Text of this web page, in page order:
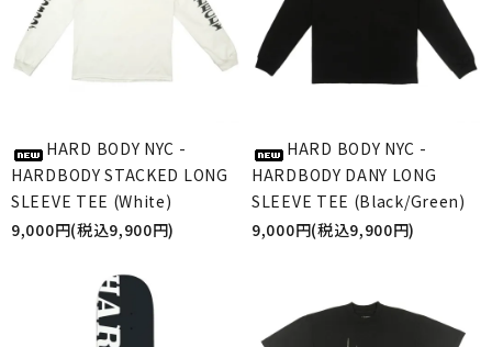
HARD BODY NYC -
HARDBODY STACKED LONG
SLEEVE TEE (White)
9,000円(税込9,900円)
HARD BODY NYC -
HARDBODY DANY LONG
SLEEVE TEE (Black/Green)
9,000円(税込9,900円)